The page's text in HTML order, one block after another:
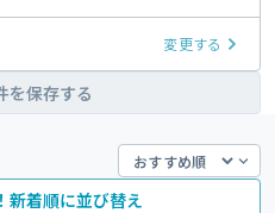
変更する
を保存する
新着順に並び替え